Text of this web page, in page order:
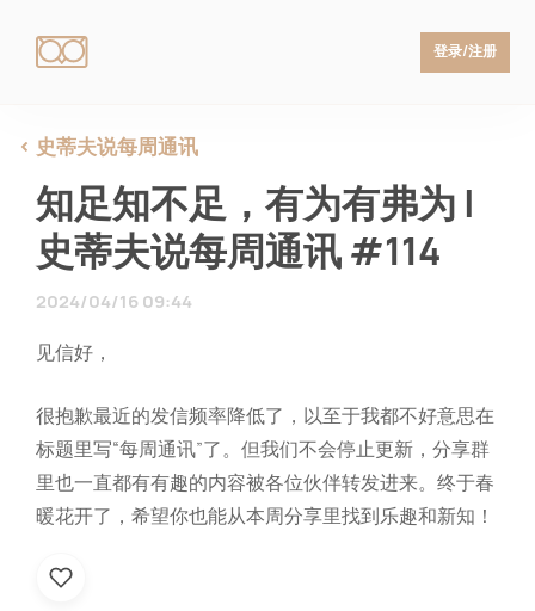
登录/注册
史蒂夫说每周通讯
知足知不足，有为有弗为 |
史蒂夫说每周通讯 #114
2024/04/16 09:44
见信好，
很抱歉最近的发信频率降低了，以至于我都不好意思在
标题里写“每周通讯”了。但我们不会停止更新，分享群
里也一直都有有趣的内容被各位伙伴转发进来。终于春
暖花开了，希望你也能从本周分享里找到乐趣和新知！